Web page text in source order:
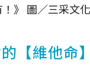
》 圖／三采文化
【維他命